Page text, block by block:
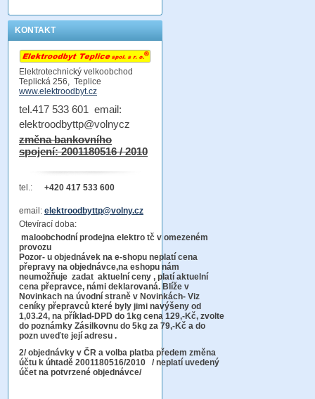
KONTAKT
Elektrotechnický velkoobchod
Teplická 256, Teplice
www.elektroodbyt.cz
tel.417 533 601 email:
elektroodbyttp@volnycz
změna bankovního
spojení: 2001180516 / 2010
tel.: +420 417 533 600
email: elektroodbyttp@volny.cz
Otevírací doba:
maloobchodní prodejna elektro tč v omezeném
provozu
Pozor- u objednávek na e-shopu neplatí cena
přepravy na objednávce,na eshopu nám
neumožňuje zadat aktuelní ceny , platí aktuelní
cena přepravce, námi deklarovaná. Blíže v
Novinkach na úvodní straně v Novinkách- Viz
ceníky přepravců které byly jimi navýšeny od
1,03.24, na příklad-DPD do 1kg cena 129,-Kč, zvolte
do poznámky Zásilkovnu do 5kg za 79,-Kč a do
pozn uveďte její adresu .
2/ objednávky v ČR a volba platba předem změna
účtu k úhtadě 2001180516/2010 / neplatí uvedený
účet na potvrzené objednávce/